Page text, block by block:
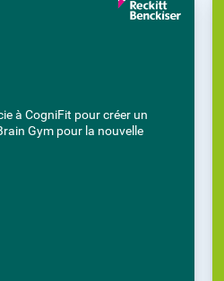
à CogniFit pour créer un
Gym pour la nouvelle